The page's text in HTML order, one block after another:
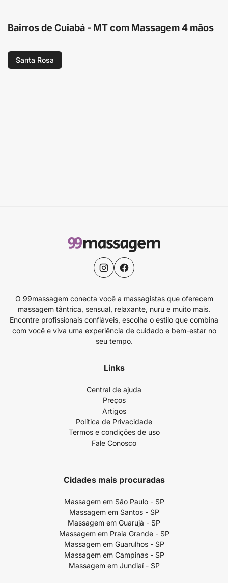
Bairros de Cuiabá - MT com Massagem 4 mãos
Santa Rosa
O 99massagem conecta você a massagistas que oferecem
massagem tântrica, sensual, relaxante, nuru e muito mais.
Encontre profissionais confiáveis, escolha o estilo que combina
com você e viva uma experiência de cuidado e bem-estar no
seu tempo.
Links
Central de ajuda
Preços
Artigos
Política de Privacidade
Termos e condições de uso
Fale Conosco
Cidades mais procuradas
Massagem em São Paulo - SP
Massagem em Santos - SP
Massagem em Guarujá - SP
Massagem em Praia Grande - SP
Massagem em Guarulhos - SP
Massagem em Campinas - SP
Massagem em Jundiaí - SP